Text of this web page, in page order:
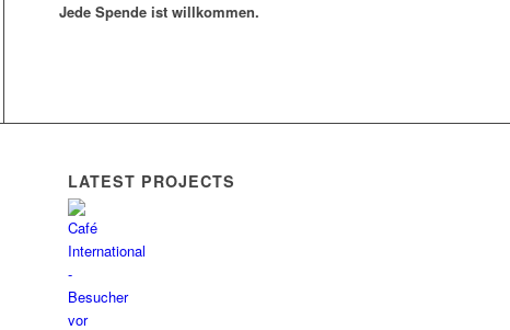
Jede Spende ist willkommen.
LATEST PROJECTS